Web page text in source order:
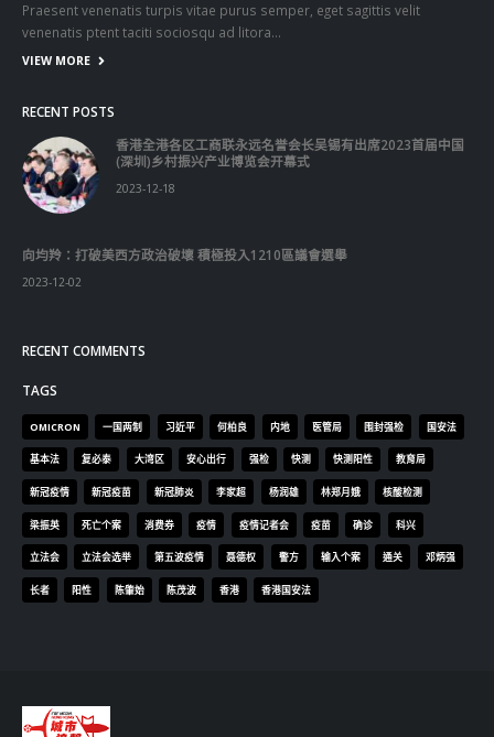
Praesent venenatis turpis vitae purus semper, eget sagittis velit
venenatis ptent taciti sociosqu ad litora…
VIEW MORE
RECENT POSTS
香港全港各区工商联永远名誉会长吴锡有出席2023首届中国
(深圳)乡村振兴产业博览会开幕式
2023-12-18
向均羚：打破美西方政治破壞 積極投入1210區議會選舉
2023-12-02
RECENT COMMENTS
TAGS
OMICRON 一国两制 习近平 何柏良 内地 医管局 围封强检 国安法
基本法 复必泰 大湾区 安心出行 强检 快测 快测阳性 教育局
新冠疫情 新冠疫苗 新冠肺炎 李家超 杨润雄 林郑月娥 核酸检测
梁振英 死亡个案 消费券 疫情 疫情记者会 疫苗 确诊 科兴
立法会 立法会选举 第五波疫情 聂德权 警方 输入个案 通关 邓炳强
长者 阳性 陈肇始 陈茂波 香港 香港国安法